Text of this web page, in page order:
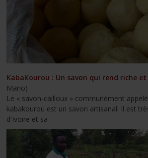
KabaKourou : Un savon qui rend riche
Mano)
Le « savon-cailloux » communément appelé
kabakourou est un savon artisanal. Il est
d'Ivoire et sa